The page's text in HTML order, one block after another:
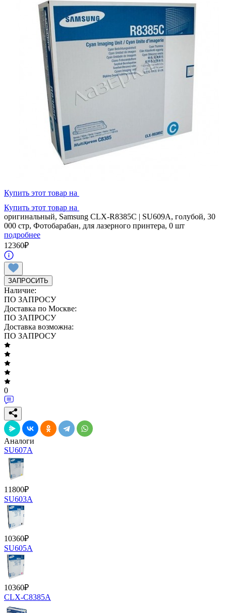
Купить этот товар на
Купить этот товар на
оригинальный, Samsung CLX-R8385C | SU609A, голубой, 30
000 стр, Фотобарабан, для лазерного принтера, 0 шт
подробнее
12360₽
ЗАПРОСИТЬ
Наличие:
ПО ЗАПРОСУ
Доставка по Москве:
ПО ЗАПРОСУ
Доставка возможна:
ПО ЗАПРОСУ
0
Аналоги
SU607A
11800₽
SU603A
10360₽
SU605A
10360₽
CLX-C8385A